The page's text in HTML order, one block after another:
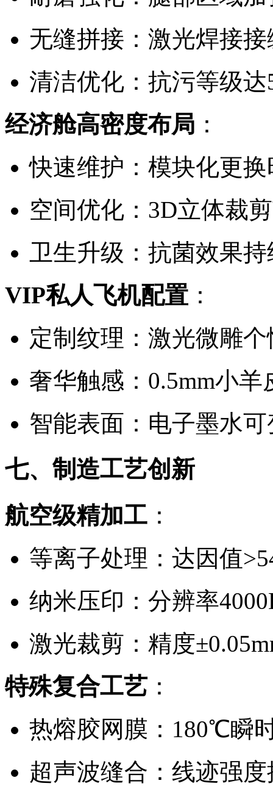
无缝拼接：激光焊接接
清洁优化：抗污等级达
经济舱高密度布局 ：
快速维护：模块化更
空间优化：3D立体裁
卫生升级：抗菌效果
VIP私人飞机配置 ：
定制纹理：激光微雕
奢华触感：0.5mm小羊
智能表面：电子墨水
七、制造工艺创新
航空级精加工 ：
等离子处理：达因值
纳米压印：分辨率
激光裁剪：精度
特殊复合工艺：
热熔胶网膜：180℃瞬
超声波缝合：线迹强度